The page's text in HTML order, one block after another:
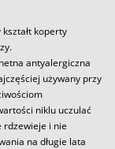
koperty
antyalergiczna
używany przy
niklu uczulać
rdzewieje i nie
na długie lata